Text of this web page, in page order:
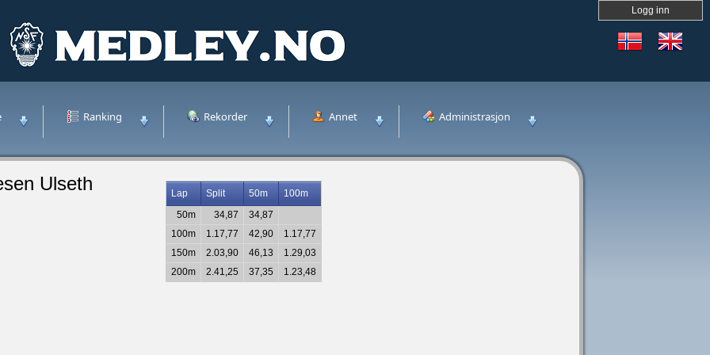
Logg inn
Ranking Rekorder Annet Administrasjon
Ulseth Lap Split 50m
100m
50m
34,87
34,87
100m
1.17,77 42,90
1.17,77
150m
2.03,90 46,13
1.29,03
200m
2.41,25 37,35 1.23,48